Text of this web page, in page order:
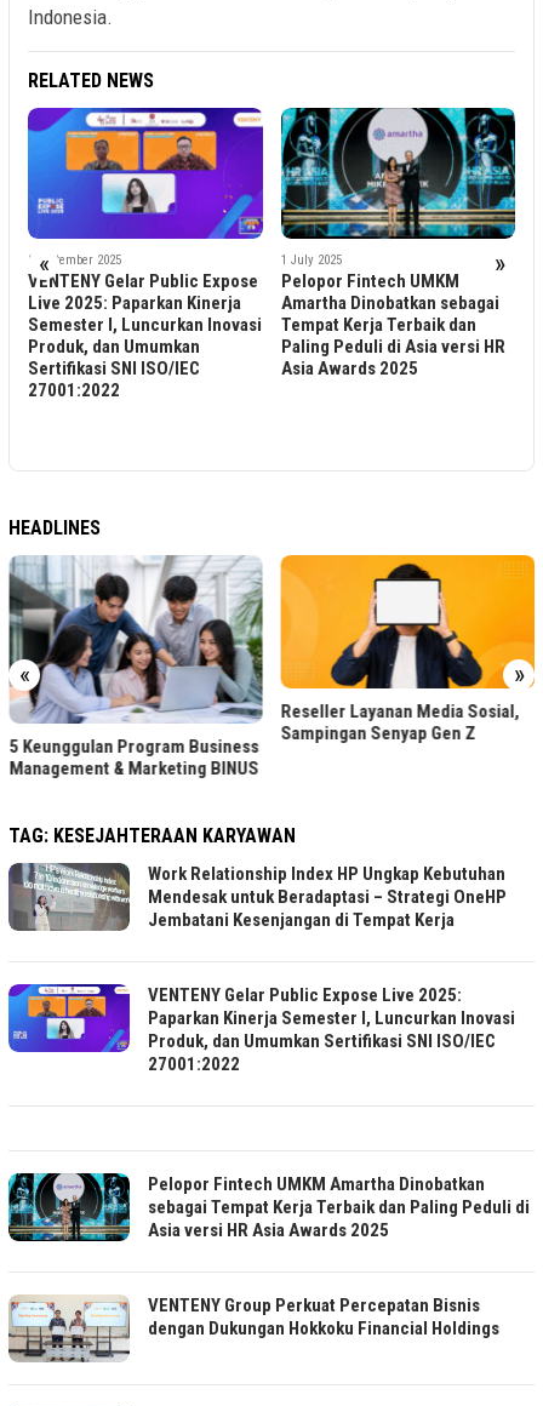
Indonesia.
RELATED NEWS
« »
9 September 2025
VENTENY Gelar Public Expose
Live 2025: Paparkan Kinerja
Semester I, Luncurkan Inovasi
Produk, dan Umumkan
Sertifikasi SNI ISO/IEC
27001:2022
1 July 2025
Pelopor Fintech UMKM
Amartha Dinobatkan sebagai
Tempat Kerja Terbaik dan
Paling Peduli di Asia versi HR
Asia Awards 2025
HEADLINES
« »
5 Keunggulan Program Business
Management & Marketing BINUS
Reseller Layanan Media Sosial,
Sampingan Senyap Gen Z
TAG: KESEJAHTERAAN KARYAWAN
Work Relationship Index HP Ungkap Kebutuhan
Mendesak untuk Beradaptasi – Strategi OneHP
Jembatani Kesenjangan di Tempat Kerja
VENTENY Gelar Public Expose Live 2025:
Paparkan Kinerja Semester I, Luncurkan Inovasi
Produk, dan Umumkan Sertifikasi SNI ISO/IEC
27001:2022
Pelopor Fintech UMKM Amartha Dinobatkan
sebagai Tempat Kerja Terbaik dan Paling Peduli di
Asia versi HR Asia Awards 2025
VENTENY Group Perkuat Percepatan Bisnis
dengan Dukungan Hokkoku Financial Holdings